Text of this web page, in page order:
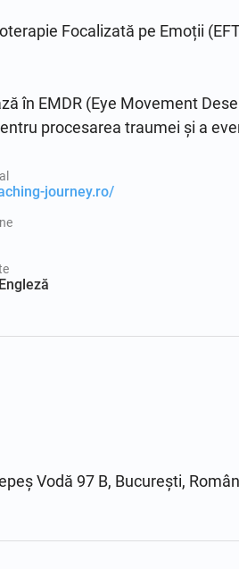
Focalizată pe Emoții
în EMDR (Eye Movement
procesarea traumei și a
journey.ro/
Vodă 97 B, București,